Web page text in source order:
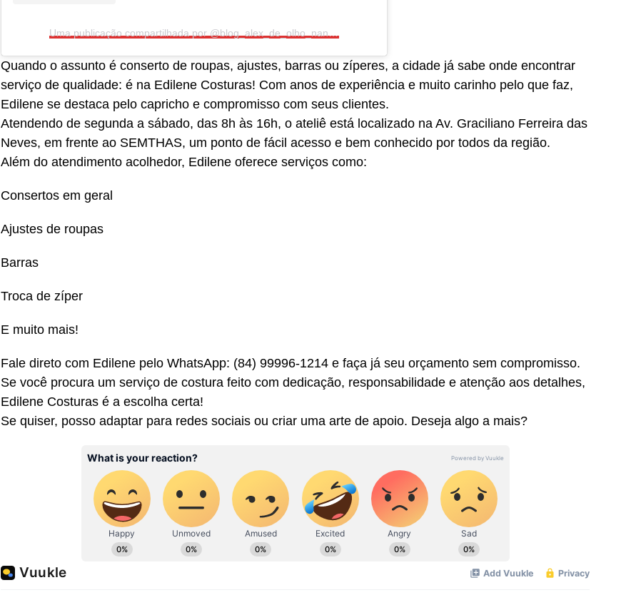
Uma publicação compartilhada por @blog_alex_de_olho_nanoticia
Quando o assunto é conserto de roupas, ajustes, barras ou zíperes, a cidade já sabe onde encontrar
serviço de qualidade: é na Edilene Costuras! Com anos de experiência e muito carinho pelo que faz,
Edilene se destaca pelo capricho e compromisso com seus clientes.
Atendendo de segunda a sábado, das 8h às 16h, o ateliê está localizado na Av. Graciliano Ferreira das
Neves, em frente ao SEMTHAS, um ponto de fácil acesso e bem conhecido por todos da região.
Além do atendimento acolhedor, Edilene oferece serviços como:
Consertos em geral
Ajustes de roupas
Barras
Troca de zíper
E muito mais!
Fale direto com Edilene pelo WhatsApp: (84) 99996-1214 e faça já seu orçamento sem compromisso.
Se você procura um serviço de costura feito com dedicação, responsabilidade e atenção aos detalhes,
Edilene Costuras é a escolha certa!
Se quiser, posso adaptar para redes sociais ou criar uma arte de apoio. Deseja algo a mais?